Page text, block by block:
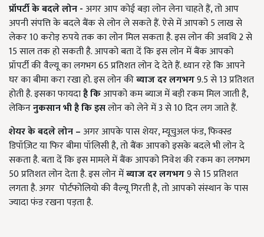
प्रॉपर्टी के बदले लोन-अगर आप कोई बड़ा लोन लेना चाहते हैं, तो आप
अपनी संपत्ति के बदले बैंक से लोन ले सकते हैं. ऐसे में आपको 5 लाख से
लेकर 10 करोड़ रुपये तक का लोन मिल सकता है. इस लोन की अवधि 2 से
15 साल तक हो सकती है. आपको बता दें कि इस लोन में बैंक आपको
प्रॉपर्टी की वैल्यू का लगभग 65 प्रतिशत लोन दे देते हैं. ध्यान रहे कि आपने
घर का बीमा करा रखा हो. इस लोन कीब्याज दर लगभग9.5 से 13 प्रतिशत
होती है. इसका फायदाहैकिआपको कम ब्याज में बड़ी रकम मिल जाती है,
लेकिननुकसानभी है किइसलोन को लेने में 3 से 10 दिन लग जाते हैं.
शेयर के बदले लोन–अगर आपके पास शेयर, म्यूचुअल फंड, फिक्स्ड
डिपॉज़िट या फिर बीमा पॉलिसी है, तो बैंक आपको इसके बदले भी लोन दे
सकता है. बता दें कि इस मामले में बैंक आपको निवेश की रकम का लगभग
50 प्रतिशत लोन देता है. इस लोन मेंब्याज दरलगभग9 से 15 प्रतिशत
लगता है. अगर पोर्टफोलियो की वैल्यू गिरती है, तो आपको संस्थान के पास
ज्यादा फंड रखना पड़ता है.